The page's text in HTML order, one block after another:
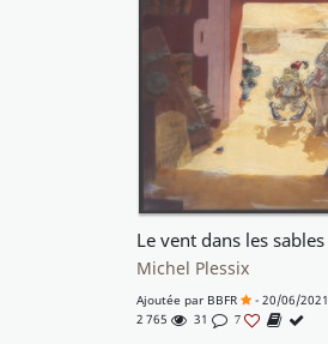
Michel Plessix
Ajoutée par BBFR
- 20/06/2021
2 765
31 7